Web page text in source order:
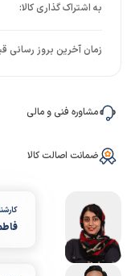
زمان آخرین بروز رسانی
مشاوره فنی و مالی
ضمانت اصالت کالا